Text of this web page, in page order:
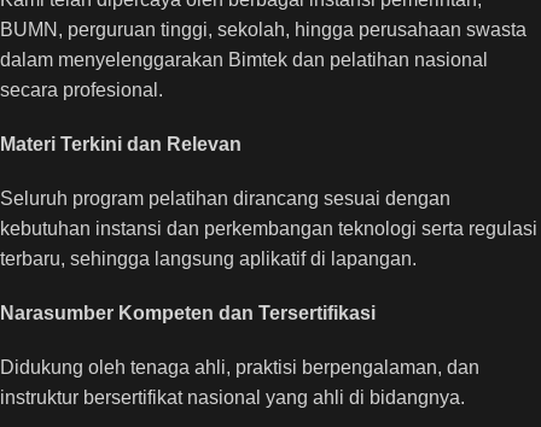
BUMN, perguruan tinggi, sekolah, hingga perusahaan swasta
dalam menyelenggarakan Bimtek dan pelatihan nasional
secara profesional.
Materi Terkini dan Relevan
Seluruh program pelatihan dirancang sesuai dengan
kebutuhan instansi dan perkembangan teknologi serta regulasi
terbaru, sehingga langsung aplikatif di lapangan.
Narasumber Kompeten dan Tersertifikasi
Didukung oleh tenaga ahli, praktisi berpengalaman, dan
instruktur bersertifikat nasional yang ahli di bidangnya.